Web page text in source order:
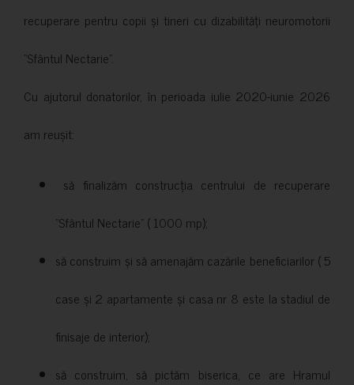
recuperare pentru copii și tineri cu dizabilități neuromotorii
”Sfântul Nectarie”.
Cu ajutorul donatorilor, în perioada iulie 2020-iunie 2026
am reușit:
să finalizăm construcția centrului de recuperare
”Sfântul Nectarie” ( 1000 mp);
să construim și să amenajăm cazările beneficiarilor ( 5
case și 2 apartamente și casa nr 8 este la stadiul de
finisaje de interior);
să construim, să pictăm biserica, ce are Hramul